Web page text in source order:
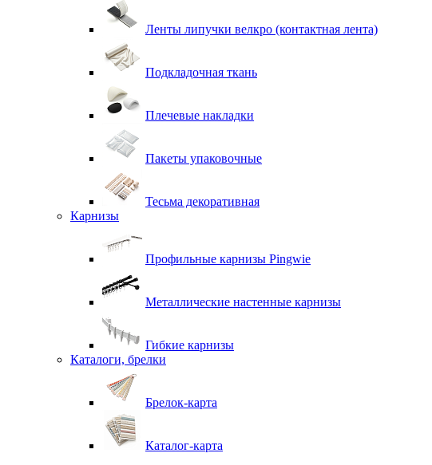
Ленты липучки велкро (контактная лента)
Подкладочная ткань
Плечевые накладки
Пакеты упаковочные
Тесьма декоративная
Карнизы
Профильные карнизы Pingwie
Металлические настенные карнизы
Гибкие карнизы
Каталоги, брелки
Брелок-карта
Каталог-карта